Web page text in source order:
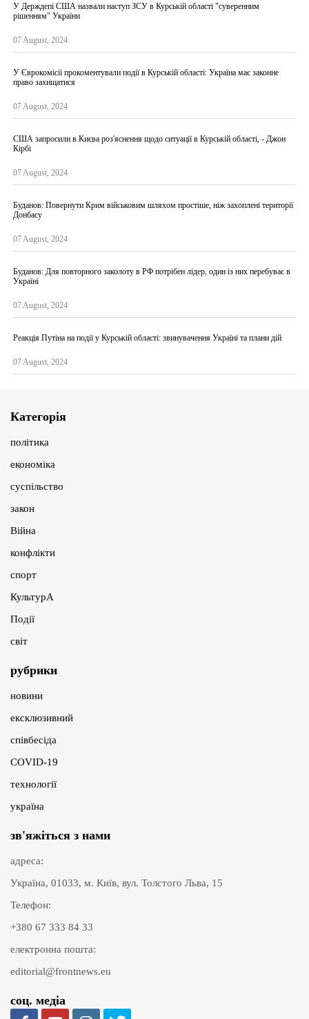
У Держдепі США назвали наступ ЗСУ в Курській області "суверенним
рішенням" України
07 August, 2024
У Єврокомісії прокоментували події в Курській області: Україна має законне
право захищатися
07 August, 2024
США запросили в Києва роз'яснення щодо ситуації в Курській області, - Джон
Кірбі
07 August, 2024
Буданов: Повернути Крим військовим шляхом простіше, ніж захоплені території
Донбасу
07 August, 2024
Буданов: Для повторного заколоту в РФ потрібен лідер, один із них перебуває в
Україні
07 August, 2024
Реакція Путіна на події у Курській області: звинувачення Україні та плани дій
07 August, 2024
Категорія
політика
економіка
суспільство
закон
Війна
конфлікти
спорт
КультурА
Події
світ
рубрики
новини
ексклюзивний
співбесіда
COVID-19
технології
україна
зв'яжіться з нами
адреса:
Україна, 01033, м. Київ, вул. Толстого Льва, 15
Телефон:
+380 67 333 84 33
електронна пошта:
editorial@frontnews.eu
соц. медіа